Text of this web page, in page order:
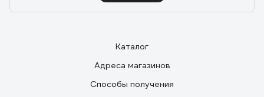
Каталог
Адреса магазинов
Способы получения